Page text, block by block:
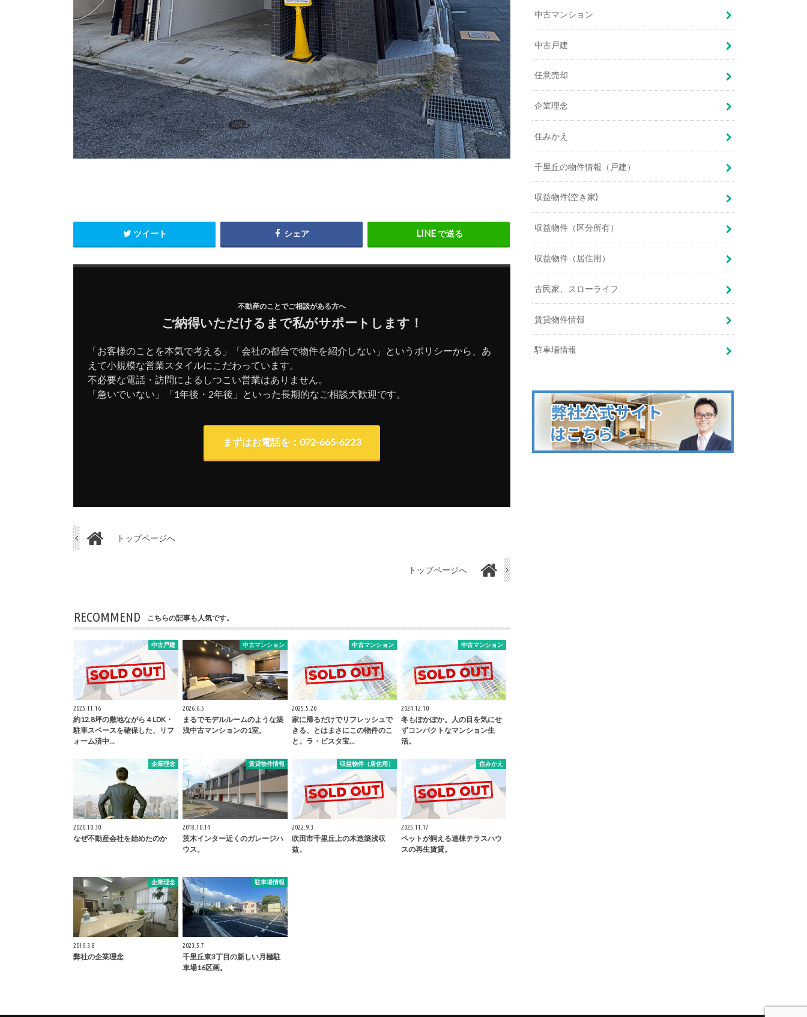
ツイート シェア で送る
不動産のことでご相談がある方へ
ご納得いただけるまで私がサポートします！
「お客様のことを本気で考える」「会社の都合で物件を紹介しない」というポリシーから、あ
えて小規模な営業スタイルにこだわっています。
不必要な電話・訪問によるしつこい営業はありません。
「急いでいない」「1年後・2年後」といった長期的なご相談大歓迎です。
まずはお電話を：072-665-6223
トップページへ
トップページへ
RECOMMEND こちらの記事も人気です。
中古戸建
2025.11.16
約12.8坪の敷地ながら４LDK・
駐車スペースを確保した、リフ
ォーム済中…
中古マンション
2026.6.5
まるでモデルルームのような築
浅中古マンションの1室。
中古マンション
2025.5.20
家に帰るだけでリフレッシュで
きる、とはまさにこの物件のこ
と。ラ・ビスタ宝…
中古マンション
2024.12.10
冬もぽかぽか。人の目を気にせ
ずコンパクトなマンション生
活。
企業理念
2020.10.30
なぜ不動産会社を始めたのか
賃貸物件情報
2018.10.14
茨木インター近くのガレージハ
ウス。
収益物件（居住用）
2022.9.3
吹田市千里丘上の木造築浅収
益。
住みかえ
2025.11.17
ペットが飼える連棟テラスハウ
スの再生賃貸。
企業理念
2019.3.8
弊社の企業理念
駐車場情報
2023.5.7
千里丘東3丁目の新しい月極駐
車場16区画。
中古マンション
中古戸建
任意売却
企業理念
住みかえ
千里丘の物件情報（戸建）
収益物件(空き家)
収益物件（区分所有）
収益物件（居住用）
古民家、スローライフ
賃貸物件情報
駐車場情報